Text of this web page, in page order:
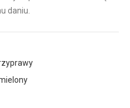
daniu.